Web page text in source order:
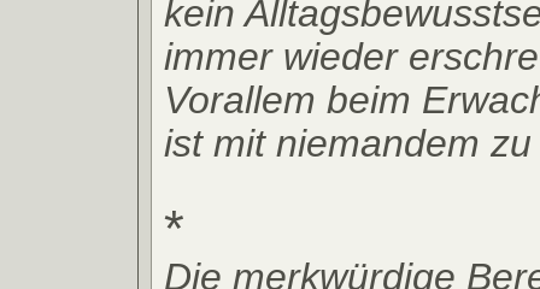
kein
immer wieder
Vorallem beim
ist mit niemandem
*
Die merkwürdige